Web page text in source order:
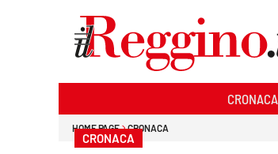
CRONACA
HOME PAGE CRONACA
CRONACA